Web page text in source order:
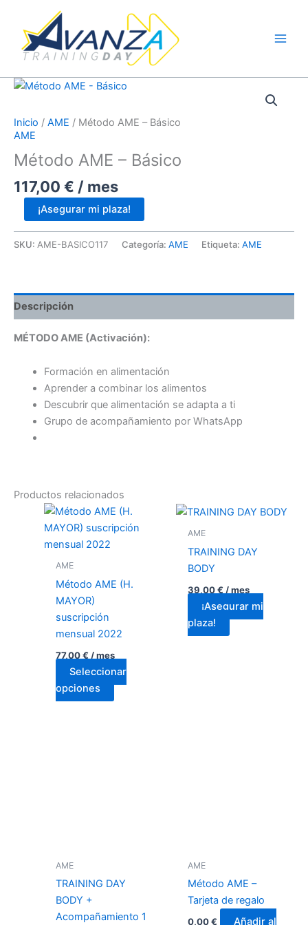
contenido
Inicio / AME / Método AME – Básico
AME
Método AME – Básico
117,00 € / mes
Método
AME
-
¡Asegurar mi plaza!
SKU: AME-BASICO117 Categoría: AME Etiqueta: AME
Descripción
MÉTODO AME (Activación):
Formación en alimentación
Aprender a combinar los alimentos
Descubrir que alimentación se adapta a ti
Grupo de acompañamiento por WhatsApp
Productos relacionados
AME
Método AME (H.
MAYOR)
suscripción
mensual 2022
77,00€ / mes
Seleccionar
opciones
Este
producto
página
producto
AME
TRAINING DAY
BODY
39,00€ / mes
¡Asegurar mi
plaza!
AME
TRAINING DAY
BODY +
Acompañamiento 1
AME
Método AME –
Tarjeta de regalo
0,00€ Añadir al